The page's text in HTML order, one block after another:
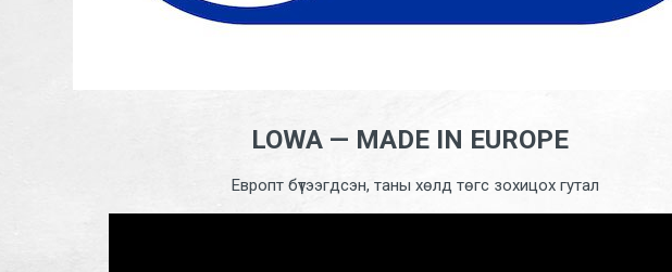
LOWA — MADE IN EUROPE
Европт бүтээгдсэн, таны хөлд төгс зохицох гутал